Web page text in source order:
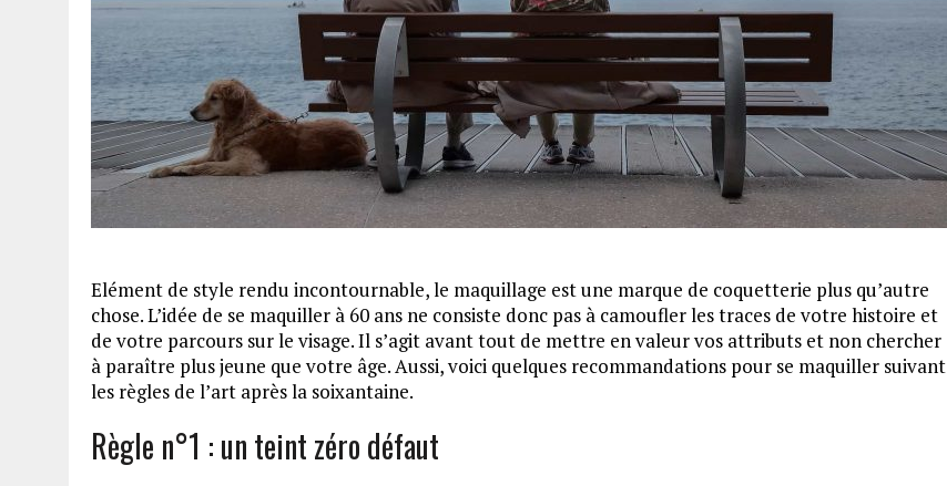
Elément de style rendu incontournable, le maquillage est une marque de coquetterie plus qu’autre
chose. L’idée de se maquiller à 60 ans ne consiste donc pas à camoufler les traces de votre histoire et
de votre parcours sur le visage. Il s’agit avant tout de mettre en valeur vos attributs et non chercher
à paraître plus jeune que votre âge. Aussi, voici quelques recommandations pour se maquiller suivant
les règles de l’art après la soixantaine.
Règle n°1 : un teint zéro défaut